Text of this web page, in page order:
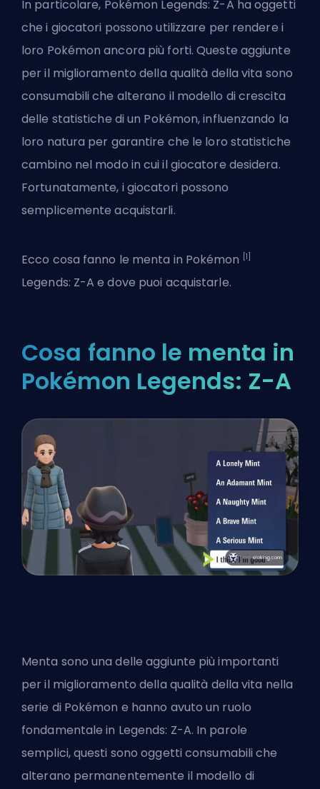
In particolare, Pokémon Legends: Z-A ha oggetti
che i giocatori possono utilizzare per rendere i
loro Pokémon ancora più forti. Queste aggiunte
per il miglioramento della qualità della vita sono
consumabili che alterano il modello di crescita
delle statistiche di un Pokémon, influenzando la
loro natura per garantire che le loro statistiche
cambino nel modo in cui il giocatore desidera.
Fortunatamente, i giocatori possono
semplicemente acquistarli.
Ecco cosa fanno le menta in Pokémon [1]
Legends: Z-A e dove puoi acquistarle.
Cosa fanno le menta in
Pokémon Legends: Z-A
Menta sono una delle aggiunte più importanti
per il miglioramento della qualità della vita nella
serie di Pokémon e hanno avuto un ruolo
fondamentale in Legends: Z-A. In parole
semplici, questi sono oggetti consumabili che
alterano permanentemente il modello di